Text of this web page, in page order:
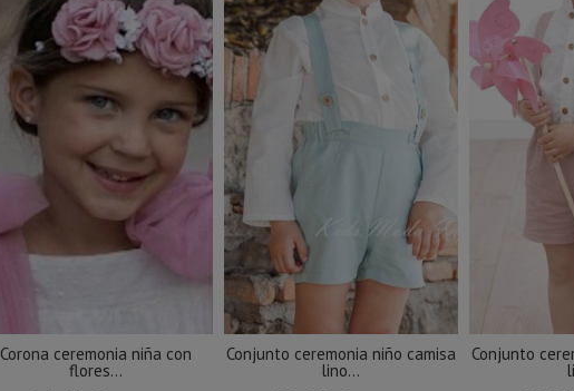
Corona ceremonia niña con
flores...
Conjunto ceremonia niño camisa
lino...
Conjunto